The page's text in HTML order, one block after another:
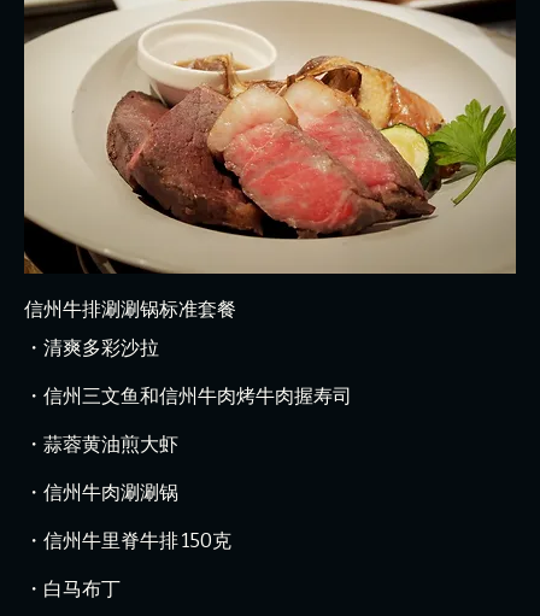
信州牛排涮涮锅标准套餐
・清爽多彩沙拉
・信州三文鱼和信州牛肉烤牛肉握寿司
・蒜蓉黄油煎大虾
・信州牛肉涮涮锅
・信州牛里脊牛排 150克
・白马布丁